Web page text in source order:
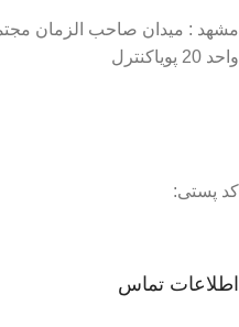
مشهد : میدان صاحب الزمان
واحد 20 پویاکنترل
کد پستی:
اطلاعات تماس